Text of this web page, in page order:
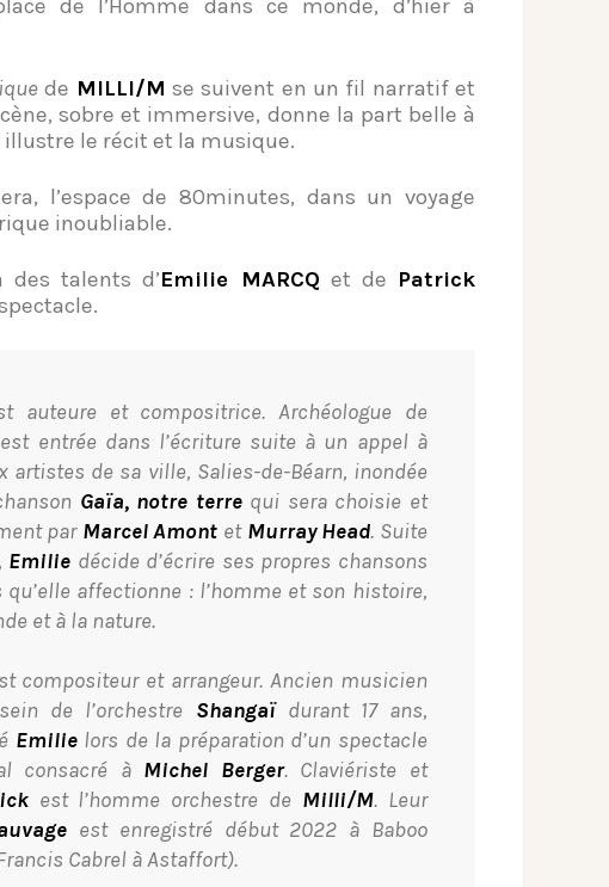
de l’Homme dans ce monde, d’hier à
de MILLI/M se suivent en un fil narratif et
sobre et immersive, donne la part belle à
le récit et la musique.
l’espace de 80minutes, dans un voyage
inoubliable.
des talents d’Emilie MARCQ et de Patrick
auteure et compositrice. Archéologue de
est entrée dans l’écriture suite à un appel à
artistes de sa ville, Salies-de-Béarn, inondée
Gaïa, notre terrequi sera choisie et
par Marcel Amont et Murray Head. Suite
Emilie décide d’écrire ses propres chansons
affectionne : l’homme et son histoire,
et à la nature.
compositeur et arrangeur. Ancien musicien
de l’orchestre Shangaïdurant 17 ans,
Emilielors de la préparation d’un spectacle
consacré à Michel Berger. Claviériste et
est l’homme orchestre de Milli/M. Leur
est enregistré début 2022 à Baboo
Cabrel à Astaffort).